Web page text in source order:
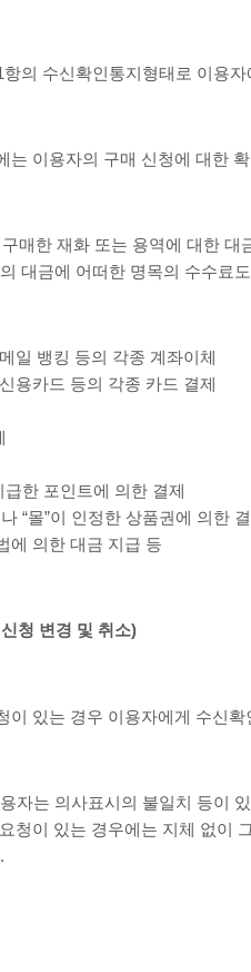
의 수신확인통지형태로 이용
는 이용자의 구매 신청에 대한
구매한 재화 또는 용역에 대한
대금에 어떠한 명목의 수수료
일 뱅킹 등의 각종 계좌이체
용카드 등의 각종 카드 결제
급한 포인트에 의한 결제
“몰”이 인정한 상품권에 의한
에 의한 대금 지급 등
청 변경 및 취소)
이 있는 경우 이용자에게 수신
자는 의사표시의 불일치 등이
청이 있는 경우에는 지체 없